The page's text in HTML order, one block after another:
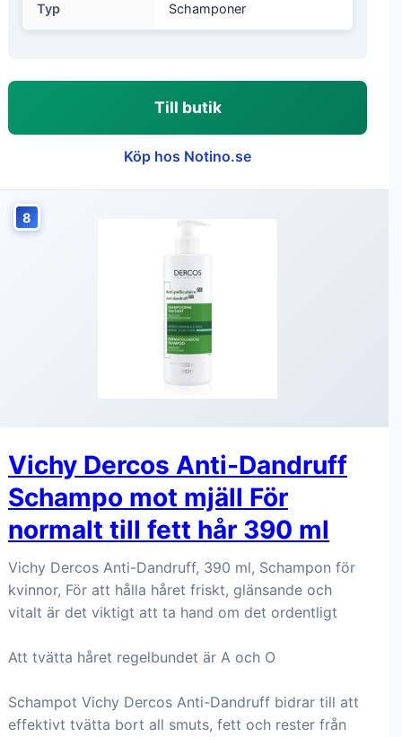
Typ Schamponer
Till butik
Köp hos Notino.se
8
Vichy Dercos Anti-Dandruff
Schampo mot mjäll För
normalt till fett hår 390 ml
Vichy Dercos Anti-Dandruff, 390 ml, Schampon för
kvinnor, För att hålla håret friskt, glänsande och
vitalt är det viktigt att ta hand om det ordentligt
Att tvätta håret regelbundet är A och O
Schampot Vichy Dercos Anti-Dandruff bidrar till att
effektivt tvätta bort all smuts, fett och rester från